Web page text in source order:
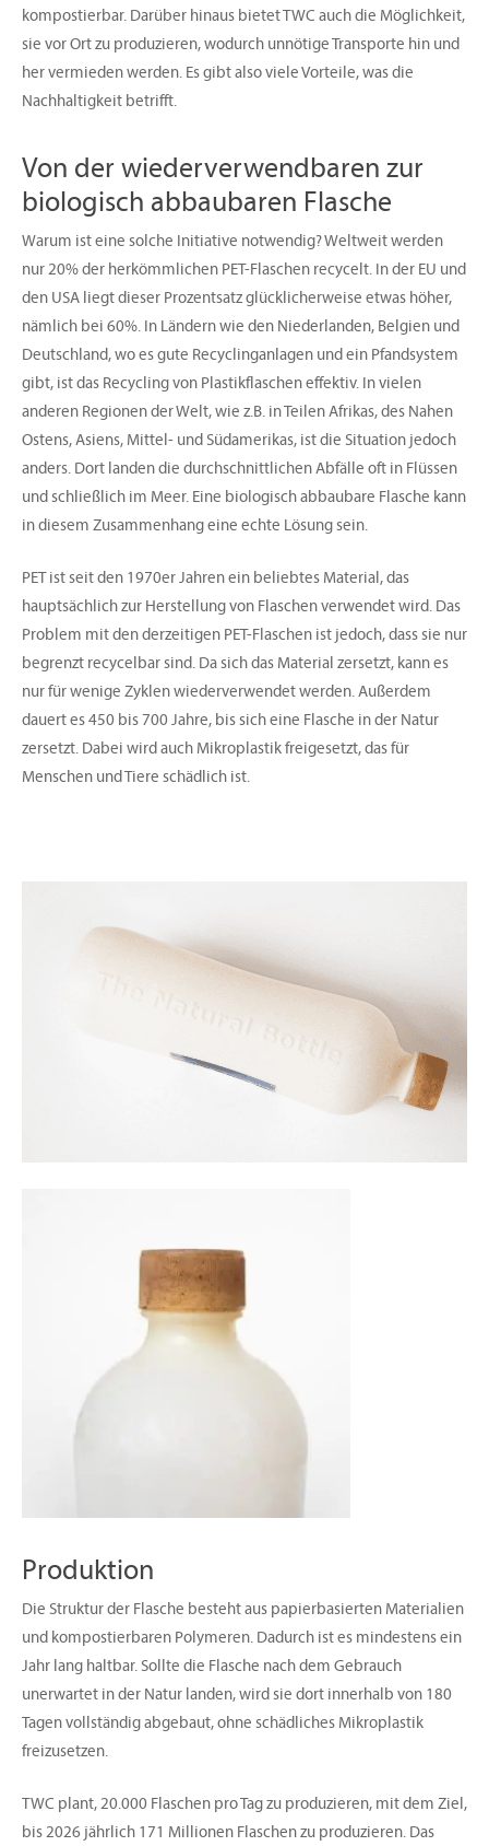
kompostierbar. Darüber hinaus bietet TWC auch die Möglichkeit,
sie vor Ort zu produzieren, wodurch unnötige Transporte hin und
her vermieden werden. Es gibt also viele Vorteile, was die
Nachhaltigkeit betrifft.
Von der wiederverwendbaren zur
biologisch abbaubaren Flasche
Warum ist eine solche Initiative notwendig? Weltweit werden
nur 20% der herkömmlichen PET-Flaschen recycelt. In der EU und
den USA liegt dieser Prozentsatz glücklicherweise etwas höher,
nämlich bei 60%. In Ländern wie den Niederlanden, Belgien und
Deutschland, wo es gute Recyclinganlagen und ein Pfandsystem
gibt, ist das Recycling von Plastikflaschen effektiv. In vielen
anderen Regionen der Welt, wie z.B. in Teilen Afrikas, des Nahen
Ostens, Asiens, Mittel- und Südamerikas, ist die Situation jedoch
anders. Dort landen die durchschnittlichen Abfälle oft in Flüssen
und schließlich im Meer. Eine biologisch abbaubare Flasche kann
in diesem Zusammenhang eine echte Lösung sein.
PET ist seit den 1970er Jahren ein beliebtes Material, das
hauptsächlich zur Herstellung von Flaschen verwendet wird. Das
Problem mit den derzeitigen PET-Flaschen ist jedoch, dass sie nur
begrenzt recycelbar sind. Da sich das Material zersetzt, kann es
nur für wenige Zyklen wiederverwendet werden. Außerdem
dauert es 450 bis 700 Jahre, bis sich eine Flasche in der Natur
zersetzt. Dabei wird auch Mikroplastik freigesetzt, das für
Menschen und Tiere schädlich ist.
Produktion
Die Struktur der Flasche besteht aus papierbasierten Materialien
und kompostierbaren Polymeren. Dadurch ist es mindestens ein
Jahr lang haltbar. Sollte die Flasche nach dem Gebrauch
unerwartet in der Natur landen, wird sie dort innerhalb von 180
Tagen vollständig abgebaut, ohne schädliches Mikroplastik
freizusetzen.
TWC plant, 20.000 Flaschen pro Tag zu produzieren, mit dem Ziel,
bis 2026 jährlich 171 Millionen Flaschen zu produzieren. Das